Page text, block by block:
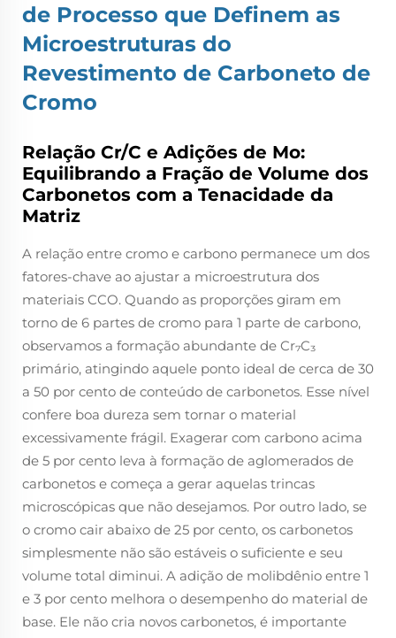
de Processo que Definem as
Microestruturas do
Revestimento de Carboneto de
Cromo
Relação Cr/C e Adições de Mo:
Equilibrando a Fração de Volume dos
Carbonetos com a Tenacidade da
Matriz
A relação entre cromo e carbono permanece um dos
fatores-chave ao ajustar a microestrutura dos
materiais CCO. Quando as proporções giram em
torno de 6 partes de cromo para 1 parte de carbono,
observamos a formação abundante de Cr₇C₃
primário, atingindo aquele ponto ideal de cerca de 30
a 50 por cento de conteúdo de carbonetos. Esse nível
confere boa dureza sem tornar o material
excessivamente frágil. Exagerar com carbono acima
de 5 por cento leva à formação de aglomerados de
carbonetos e começa a gerar aquelas trincas
microscópicas que não desejamos. Por outro lado, se
o cromo cair abaixo de 25 por cento, os carbonetos
simplesmente não são estáveis o suficiente e seu
volume total diminui. A adição de molibdênio entre 1
e 3 por cento melhora o desempenho do material de
base. Ele não cria novos carbonetos, é importante